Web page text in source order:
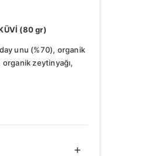
(80 gr)
unu (%70), organik
zeytinyağı,